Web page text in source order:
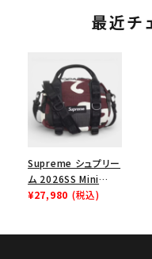
最近チ
Supreme シュプリー
ム 2026SS Mini
Duffle Bag ミニダッ
¥27,980 (税込)